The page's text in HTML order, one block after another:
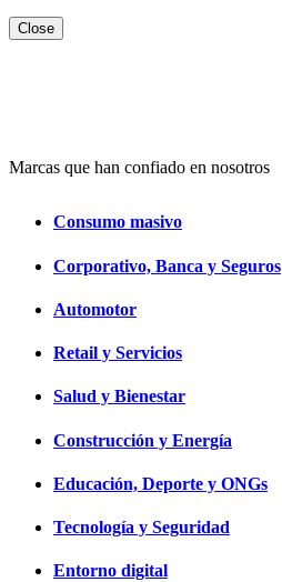
Close
Marcas que han confiado en nosotros
Consumo masivo
Corporativo, Banca y Seguros
Automotor
Retail y Servicios
Salud y Bienestar
Construcción y Energía
Educación, Deporte y ONGs
Tecnología y Seguridad
Entorno digital